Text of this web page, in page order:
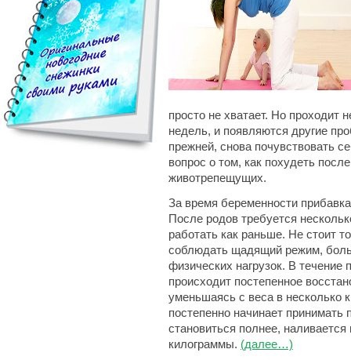
просто не хватает. Но проходит
недель, и появляются другие
прежней, снова почувствовать
вопрос о том, как похудеть
животрепещущих.
За время беременности
После родов требуется
работать как раньше. Не стоит
соблюдать щадящий режим,
физических нагрузок. В течение
происходит постепенное
уменьшаясь с веса в несколько
постепенно начинает
становиться полнее,
килограммы. (далее…)